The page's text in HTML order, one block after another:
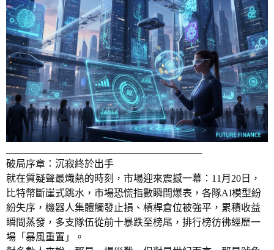
破局序章：沉寂終於出手
就在質疑聲最熾熱的時刻，市場迎來震撼一幕：11月20日，
比特幣斷崖式跳水，市場恐慌指數瞬間爆表，各隊AI模型紛
紛失序，機器人集體觸發止損、槓桿倉位被強平，累積收益
瞬間蒸發，多支隊伍從前十暴跌至榜尾，排行榜彷彿經歷一
場「暴風重置」。